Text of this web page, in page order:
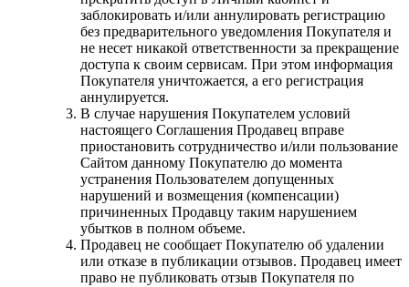
заблокировать и/или аннулировать регистрацию
без предварительного уведомления Покупателя и
не несет никакой ответственности за прекращение
доступа к своим сервисам. При этом информация
Покупателя уничтожается, а его регистрация
аннулируется.
В случае нарушения Покупателем условий
настоящего Соглашения Продавец вправе
приостановить сотрудничество и/или пользование
Сайтом данному Покупателю до момента
устранения Пользователем допущенных
нарушений и возмещения (компенсации)
причиненных Продавцу таким нарушением
убытков в полном объеме.
Продавец не сообщает Покупателю об удалении
или отказе в публикации отзывов. Продавец имеет
право не публиковать отзыв Покупателя по